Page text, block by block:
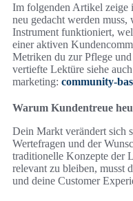
Im folgenden Artikel zeige
neu gedacht werden
Instrument funktioniert,
einer aktiven
Metriken du zur Pflege
vertiefte Lektüre siehe
marketing: community-
Warum Kundentreue
Dein Markt verändert sich
Wertefragen und der
traditionelle Konzepte der
relevant zu bleiben, musst
und deine Customer